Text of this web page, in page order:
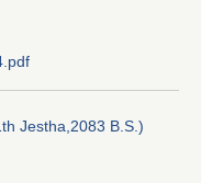
Jestha,2083 B.S.)